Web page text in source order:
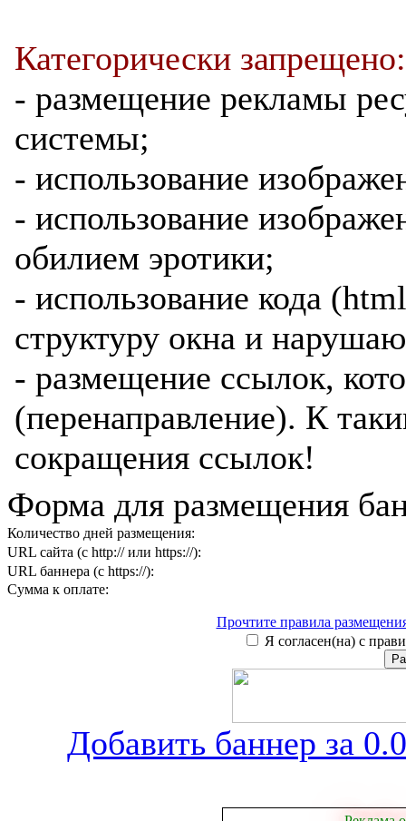
Категорически запрещено:
- размещение рекламы
системы;
- использование
- использование
обилием эротики;
- использование кода
структуру окна и
- размещение ссылок,
(перенаправление). К
сокращения ссылок!
Форма для размещения
Количество дней размещения:
URL сайта (с http:// или https://):
URL баннера (с https://):
Сумма к оплате:
Прочтите правила
Я согласен(на) с
Добавить баннер за